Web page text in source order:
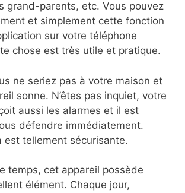
grand-parents, etc. Vous pouvez
et simplement cette fonction
sur votre téléphone
chose est très utile et pratique.
ne seriez pas à votre maison et
sonne. N’êtes pas inquiet, votre
aussi les alarmes et il est
défendre immédiatement.
est tellement sécurisante.
temps, cet appareil possède
élément. Chaque jour,